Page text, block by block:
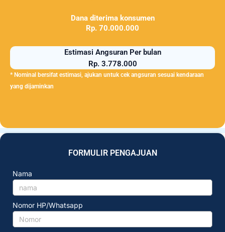
Dana diterima konsumen
Rp. 70.000.000
Estimasi Angsuran Per bulan
Rp. 3.778.000
* Nominal bersifat estimasi, ajukan untuk cek angsuran sesuai kendaraan
yang dijaminkan
FORMULIR PENGAJUAN
Nama
Nomor HP/Whatsapp